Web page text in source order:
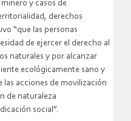
y casos de
derechos
“que las personas
de ejercer el derecho al
naturales y por alcanzar
ecológicamente sano y
acciones de movilización
de naturaleza
social”.